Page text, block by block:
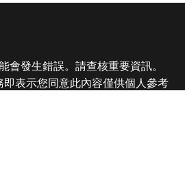
會發生錯誤。請查核重要資訊。
表示您同意此內容僅供個人參考